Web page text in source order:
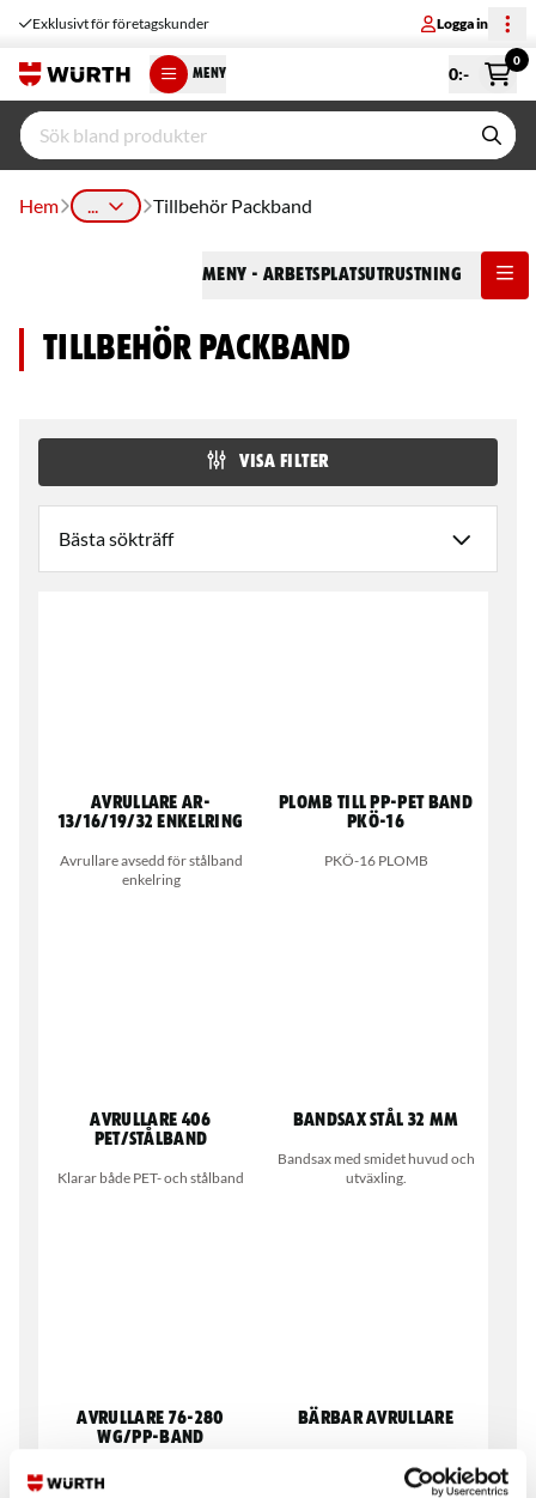
Exklusivt för företagskunder Logga in
MENY 0:-
0
Hem ... Tillbehör Packband
Meny - Arbetsplatsutrustning
Tillbehör Packband
VISA FILTER
Avrullare AR-
13/16/19/32 ENKELRING
Avrullare avsedd för stålband
enkelring
Plomb till PP-Pet band
PKÖ-16
PKÖ-16 PLOMB
Avrullare 406
PET/stålband
Klarar både PET- och stålband
Bandsax stål 32 mm
Bandsax med smidet huvud och
utväxling.
Avrullare 76-280
WG/PP-band
Avrullare för både WG/PP-band
Bärbar avrullare